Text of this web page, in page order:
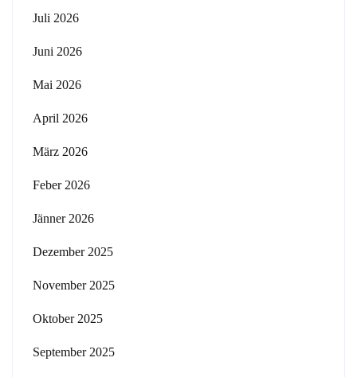
Juli 2026
Juni 2026
Mai 2026
April 2026
März 2026
Feber 2026
Jänner 2026
Dezember 2025
November 2025
Oktober 2025
September 2025